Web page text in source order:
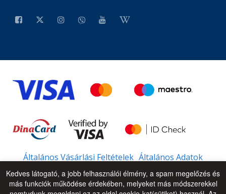
Általános Vásárlási Feltételek Általános Adatok
Kedves látogató, a jobb felhasználói élmény, a spam megelőzés és
más funkciók működése érdekében, melyeket más módszerekkel